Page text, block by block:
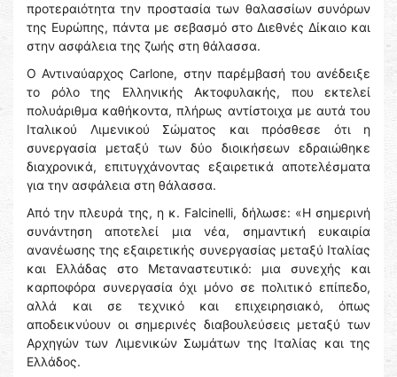
προτεραιότητα την προστασία των θαλασσίων συνόρων
της Ευρώπης, πάντα με σεβασμό στο Διεθνές Δίκαιο και
στην ασφάλεια της ζωής στη θάλασσα.
Ο Αντιναύαρχος Carlone, στην παρέμβασή του ανέδειξε
το ρόλο της Ελληνικής Ακτοφυλακής, που εκτελεί
πολυάριθμα καθήκοντα, πλήρως αντίστοιχα με αυτά του
Ιταλικού Λιμενικού Σώματος και πρόσθεσε ότι η
συνεργασία μεταξύ των δύο διοικήσεων εδραιώθηκε
διαχρονικά, επιτυγχάνοντας εξαιρετικά αποτελέσματα
για την ασφάλεια στη θάλασσα.
Από την πλευρά της, η κ. Falcinelli, δήλωσε: «Η σημερινή
συνάντηση αποτελεί μια νέα, σημαντική ευκαιρία
ανανέωσης της εξαιρετικής συνεργασίας μεταξύ Ιταλίας
και Ελλάδας στο Μεταναστευτικό: μια συνεχής και
καρποφόρα συνεργασία όχι μόνο σε πολιτικό επίπεδο,
αλλά και σε τεχνικό και επιχειρησιακό, όπως
αποδεικνύουν οι σημερινές διαβουλεύσεις μεταξύ των
Αρχηγών των Λιμενικών Σωμάτων της Ιταλίας και της
Ελλάδος.